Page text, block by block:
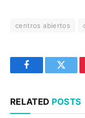
centros abiertos
Facebook
RELATED POSTS